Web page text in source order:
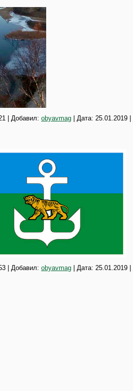
| Добавил: obyavmag | Дата: 25.01.2019
| Добавил: obyavmag | Дата: 25.01.2019